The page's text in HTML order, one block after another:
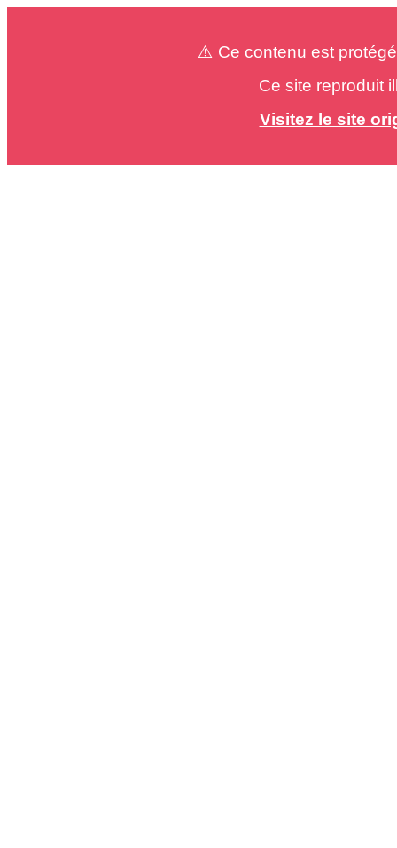
⚠️ Ce contenu est
Ce site reproduit
Visitez le site